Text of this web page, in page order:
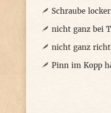
Schraube
nicht ganz bei
nicht ganz
Pinn im Kopp